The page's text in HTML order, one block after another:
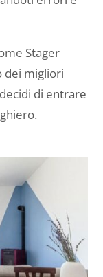
Stager
dei migliori
di entrare